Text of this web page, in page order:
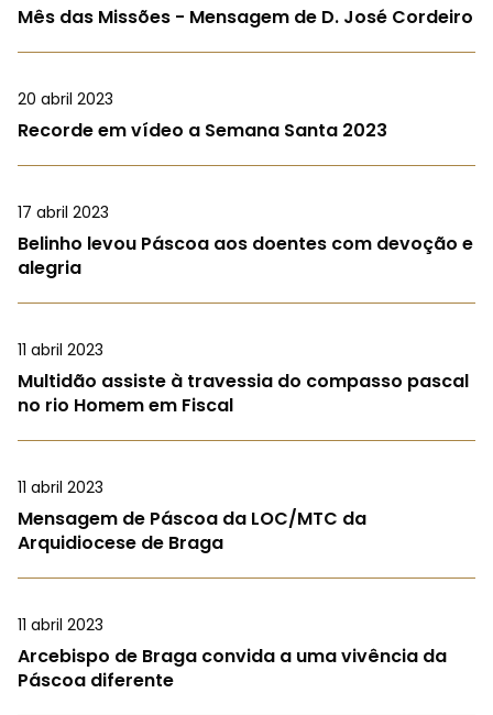
Mês das Missões - Mensagem de D. José Cordeiro
20 abril 2023
Recorde em vídeo a Semana Santa 2023
17 abril 2023
Belinho levou Páscoa aos doentes com devoção e
alegria
11 abril 2023
Multidão assiste à travessia do compasso pascal
no rio Homem em Fiscal
11 abril 2023
Mensagem de Páscoa da LOC/MTC da
Arquidiocese de Braga
11 abril 2023
Arcebispo de Braga convida a uma vivência da
Páscoa diferente